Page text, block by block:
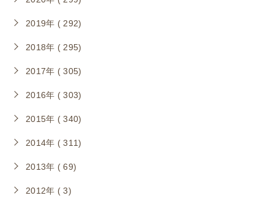
2019年 ( 292)
2018年 ( 295)
2017年 ( 305)
2016年 ( 303)
2015年 ( 340)
2014年 ( 311)
2013年 ( 69)
2012年 ( 3)